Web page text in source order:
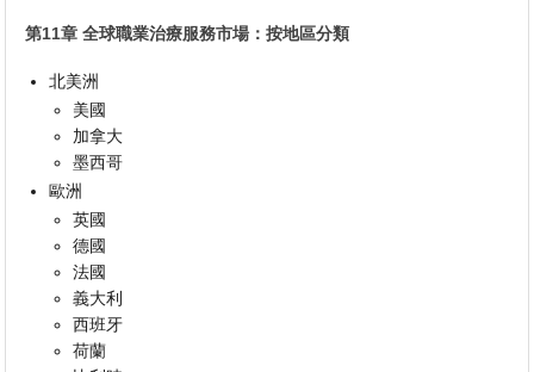
第11章 全球職業治療服務市場：按地區分類
北美洲
美國
加拿大
墨西哥
歐洲
英國
德國
法國
義大利
西班牙
荷蘭